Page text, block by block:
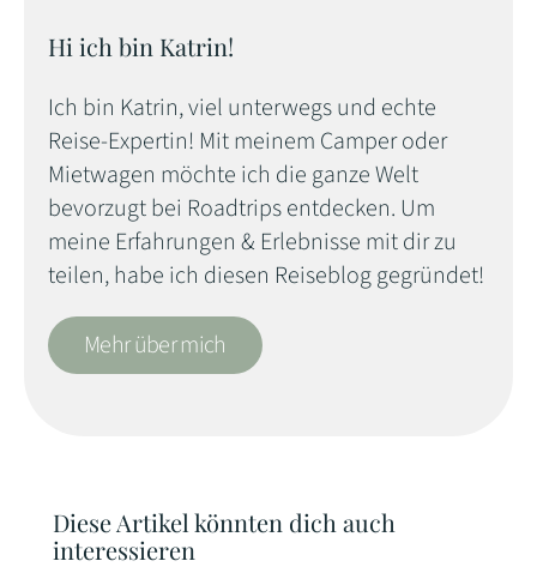
Hi ich bin Katrin!
Ich bin Katrin, viel unterwegs und echte
Reise-Expertin! Mit meinem Camper oder
Mietwagen möchte ich die ganze Welt
bevorzugt bei Roadtrips entdecken. Um
meine Erfahrungen & Erlebnisse mit dir zu
teilen, habe ich diesen Reiseblog gegründet!
Mehr über mich
Diese Artikel könnten dich auch
interessieren